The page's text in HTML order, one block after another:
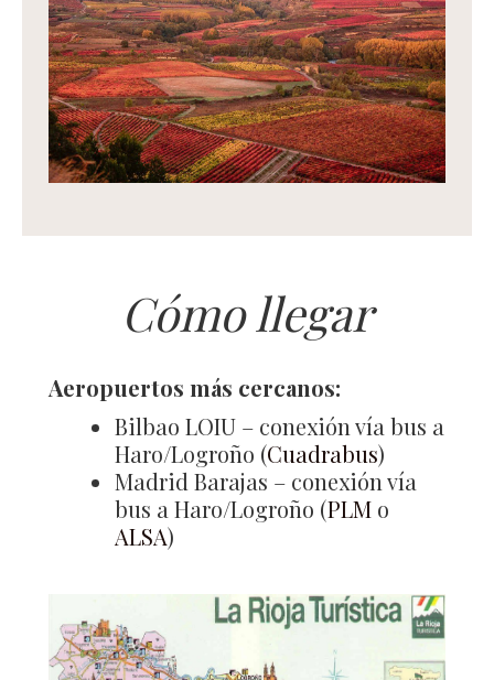
Cómo llegar
Aeropuertos más cercanos:
Bilbao LOIU – conexión vía bus a
Haro/Logroño (Cuadrabus)
Madrid Barajas – conexión vía
bus a Haro/Logroño (PLM o
ALSA)